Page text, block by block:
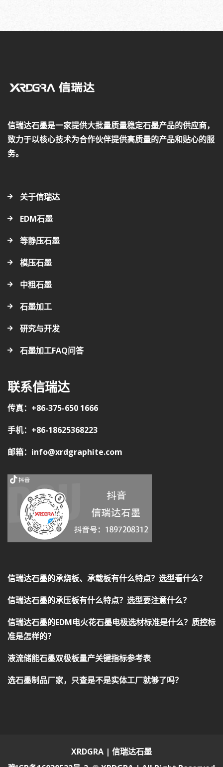
信瑞达石墨是一家提供大批量质量稳定石墨产品的供应商，
致力于以核心技术为合作伙伴提供高质量的产品和贴心的服
务。
关于信瑞达
EDM石墨
等静压石墨
模压石墨
中粗石墨
石墨加工
研究与开发
石墨加工FAQ问答
联系信瑞达
传真：+86-375-650 1666
手机：+86-18625368223
邮箱：info@xrdgraphite.com
信瑞达石墨的承烧板、承载板有什么特点？选型看什么？
信瑞达石墨的承压板有什么特点？选型要注意什么？
信瑞达石墨的EDM电火花石墨电极选材标准是什么？质控标
准是怎样的？
液流储能石墨双极板量产关键指标参考表
选石墨制品厂家，只查是不是实体工厂就够了吗？
XRDGRA | 信瑞达石墨